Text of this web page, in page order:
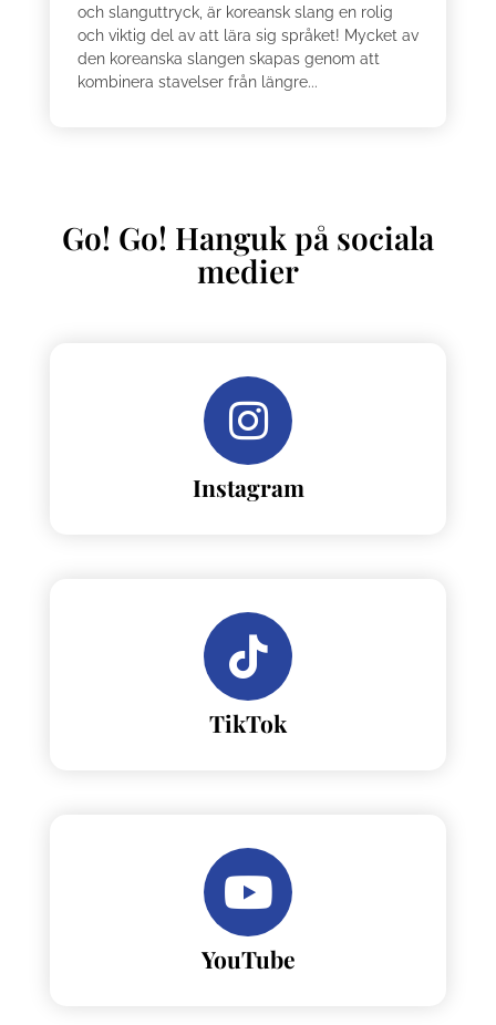
och slanguttryck, är koreansk slang en rolig
och viktig del av att lära sig språket! Mycket av
den koreanska slangen skapas genom att
kombinera stavelser från längre...
Go! Go! Hanguk på sociala
medier
Instagram
TikTok
YouTube